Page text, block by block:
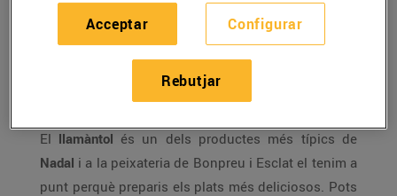
RECEPTES
Crema de llamàntol
22/de desembre/2017
El llamàntol és un dels productes més típics de
Nadal i a la peixateria de Bonpreu i Esclat el tenim a
punt perquè preparis els plats més deliciosos. Pots
Configurar
Rebutjar
Acceptar